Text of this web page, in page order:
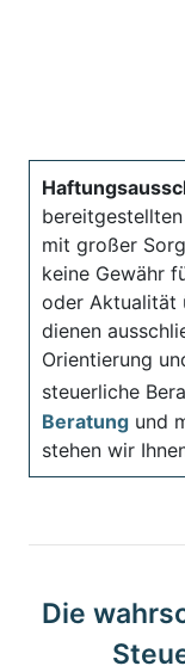
mit großer
keine Gewähr
oder Aktualität
dienen
Orientierung
steuerliche
Beratung und
stehen wir
Die